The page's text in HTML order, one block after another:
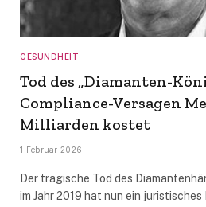
GESUNDHEIT
Tod des „Diamanten-
Compliance-Versagen
Milliarden kostet
1 Februar 2026
Der tragische Tod des
im Jahr 2019 hat nun ein